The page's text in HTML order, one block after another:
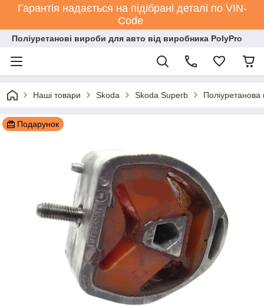
Гарантія надається на підібрані деталі по VIN-
Code
Поліуретанові вироби для авто від виробника PolyPro
Наші товари Skoda Skoda Superb
Подарунок